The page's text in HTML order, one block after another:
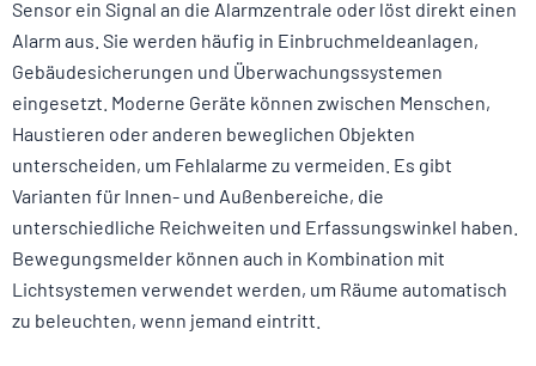
Sensor ein Signal an die Alarmzentrale oder löst direkt einen
Alarm aus. Sie werden häufig in Einbruchmeldeanlagen,
Gebäudesicherungen und Überwachungssystemen
eingesetzt. Moderne Geräte können zwischen Menschen,
Haustieren oder anderen beweglichen Objekten
unterscheiden, um Fehlalarme zu vermeiden. Es gibt
Varianten für Innen- und Außenbereiche, die
unterschiedliche Reichweiten und Erfassungswinkel haben.
Bewegungsmelder können auch in Kombination mit
Lichtsystemen verwendet werden, um Räume automatisch
zu beleuchten, wenn jemand eintritt.